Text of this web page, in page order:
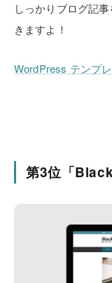
しっかりブログ記
きますよ！
WordPress テンプ
第3位「